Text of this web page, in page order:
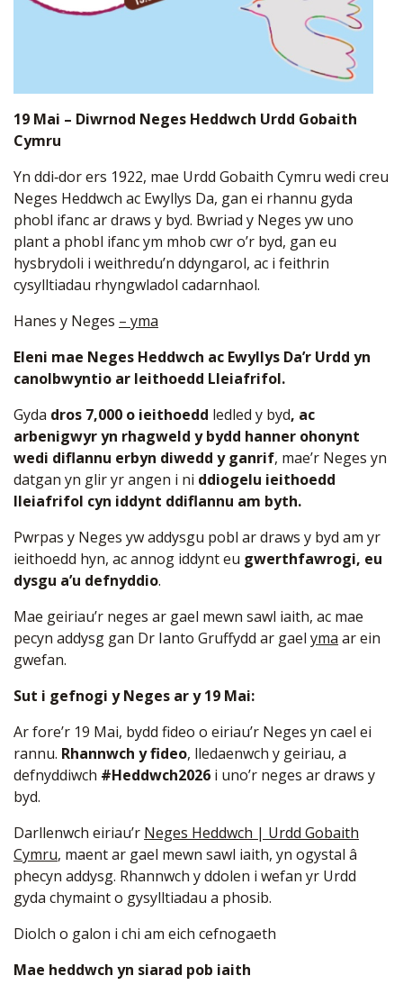
19 Mai – Diwrnod Neges Heddwch Urdd Gobaith
Cymru
Yn ddi‑dor ers 1922, mae Urdd Gobaith Cymru wedi creu
Neges Heddwch ac Ewyllys Da, gan ei rhannu gyda
phobl ifanc ar draws y byd. Bwriad y Neges yw uno
plant a phobl ifanc ym mhob cwr o’r byd, gan eu
hysbrydoli i weithredu’n ddyngarol, ac i feithrin
cysylltiadau rhyngwladol cadarnhaol.
Hanes y Neges – yma
Eleni mae Neges Heddwch ac Ewyllys Da’r Urdd yn
canolbwyntio ar Ieithoedd Lleiafrifol.
Gyda dros 7,000 o ieithoedd ledled y byd, ac
arbenigwyr yn rhagweld y bydd hanner ohonynt
wedi diflannu erbyn diwedd y ganrif, mae’r Neges yn
datgan yn glir yr angen i ni ddiogelu ieithoedd
lleiafrifol cyn iddynt ddiflannu am byth.
Pwrpas y Neges yw addysgu pobl ar draws y byd am yr
ieithoedd hyn, ac annog iddynt eu gwerthfawrogi, eu
dysgu a’u defnyddio.
Mae geiriau’r neges ar gael mewn sawl iaith, ac mae
pecyn addysg gan Dr Ianto Gruffydd ar gael yma ar ein
gwefan.
Sut i gefnogi y Neges ar y 19 Mai:
Ar fore’r 19 Mai, bydd fideo o eiriau’r Neges yn cael ei
rannu. Rhannwch y fideo, lledaenwch y geiriau, a
defnyddiwch #Heddwch2026 i uno’r neges ar draws y
byd.
Darllenwch eiriau’r Neges Heddwch | Urdd Gobaith
Cymru, maent ar gael mewn sawl iaith, yn ogystal â
phecyn addysg. Rhannwch y ddolen i wefan yr Urdd
gyda chymaint o gysylltiadau a phosib.
Diolch o galon i chi am eich cefnogaeth
Mae heddwch yn siarad pob iaith